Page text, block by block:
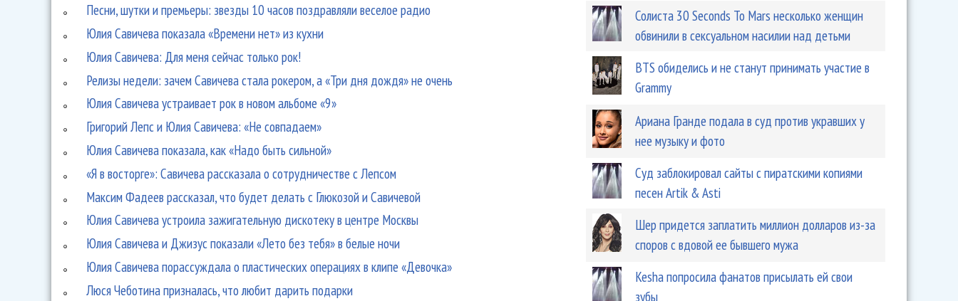
Песни, шутки и премьеры: звезды 10 часов поздравляли веселое радио
Юлия Савичева показала «Времени нет» из кухни
Юлия Савичева: Для меня сейчас только рок!
Релизы недели: зачем Савичева стала рокером, а «Три дня дождя» не очень
Юлия Савичева устраивает рок в новом альбоме «9»
Григорий Лепс и Юлия Савичева: «Не совпадаем»
Юлия Савичева показала, как «Надо быть сильной»
«Я в восторге»: Савичева рассказала о сотрудничестве с Лепсом
Максим Фадеев рассказал, что будет делать с Глюкозой и Савичевой
Юлия Савичева устроила зажигательную дискотеку в центре Москвы
Юлия Савичева и Джизус показали «Лето без тебя» в белые ночи
Юлия Савичева порассуждала о пластических операциях в клипе «Девочка»
Люся Чеботина призналась, что любит дарить подарки
Солиста 30 Seconds To Mars несколько женщин
обвинили в сексуальном насилии над детьми
BTS обиделись и не станут принимать участие в
Grammy
Ариана Гранде подала в суд против укравших у
нее музыку и фото
Суд заблокировал сайты с пиратскими копиями
песен Artik & Asti
Шер придется заплатить миллион долларов из-за
споров с вдовой ее бывшего мужа
Kesha попросила фанатов присылать ей свои
зубы